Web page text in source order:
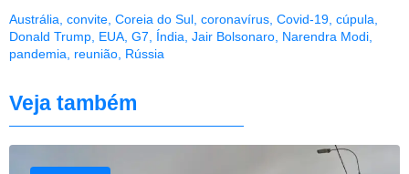
Austrália convite Coreia do Sul coronavírus Covid-19 cúpula
Donald Trump EUA G7 Índia Jair Bolsonaro Narendra Modi
pandemia
reunião Rússia
Veja também